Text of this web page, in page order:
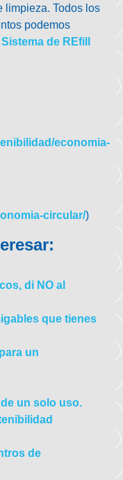
limpieza. Todos los
podemos
Sistema de REfill
economia-
circular/)
di NO al
que tienes
un
un solo uso.
de